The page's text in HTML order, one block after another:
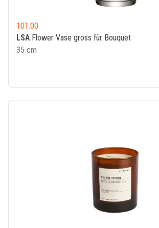
101.00
LSA Flower Vase gross für Bouquet
35 cm